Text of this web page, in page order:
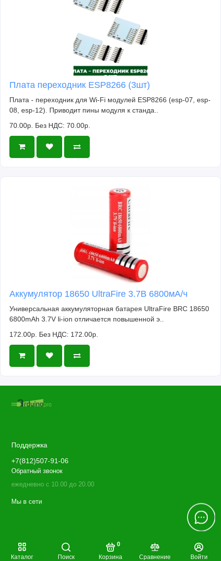
Каталог Поиск Корзина
0
Сравнение
Войти
Плата переходник ESP8266 (3шт)
Плата - переходник для Wi-Fi модулей ESP8266 (esp-07, esp-
08, esp-12). Приводит пины модуля к станда..
70.00р. Без НДС: 70.00р.
Аккумулятор 18650 UltraFire 3.7В 6800мА/ч
Универсальная аккумуляторная батарея UltraFire BRC 18650
6800mAh 3.7V li-ion отличается повышенной э..
172.00р. Без НДС: 172.00р.
Поддержка
+7(812)507-91-06
Обратный звонок
ежедневно с 10.00 до 20.00
Мы в сети